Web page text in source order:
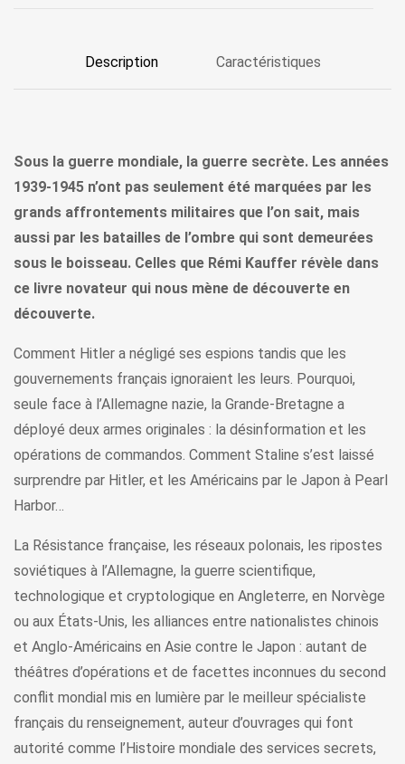
Description Caractéristiques
Sous la guerre mondiale, la guerre secrète. Les années
1939-1945 n’ont pas seulement été marquées par les
grands affrontements militaires que l’on sait, mais
aussi par les batailles de l’ombre qui sont demeurées
sous le boisseau. Celles que Rémi Kauffer révèle dans
ce livre novateur qui nous mène de découverte en
découverte.
Comment Hitler a négligé ses espions tandis que les
gouvernements français ignoraient les leurs. Pourquoi,
seule face à l’Allemagne nazie, la Grande-Bretagne a
déployé deux armes originales : la désinformation et les
opérations de commandos. Comment Staline s’est laissé
surprendre par Hitler, et les Américains par le Japon à Pearl
Harbor…
La Résistance française, les réseaux polonais, les ripostes
soviétiques à l’Allemagne, la guerre scientifique,
technologique et cryptologique en Angleterre, en Norvège
ou aux États-Unis, les alliances entre nationalistes chinois
et Anglo-Américains en Asie contre le Japon : autant de
théâtres d’opérations et de facettes inconnues du second
conflit mondial mis en lumière par le meilleur spécialiste
français du renseignement, auteur d’ouvrages qui font
autorité comme l’Histoire mondiale des services secrets,